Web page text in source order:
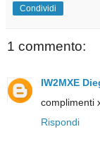
Condividi
1 commento:
IW2MXE
complimenti
Rispondi